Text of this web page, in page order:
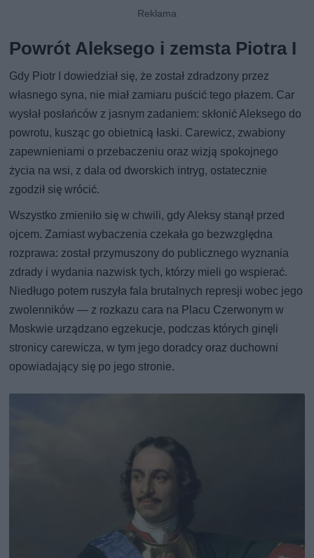
Powrót Aleksego i zemsta Piotra I
Gdy Piotr I dowiedział się, że został zdradzony przez
własnego syna, nie miał zamiaru puścić tego płazem. Car
wysłał posłańców z jasnym zadaniem: skłonić Aleksego do
powrotu, kusząc go obietnicą łaski. Carewicz, zwabiony
zapewnieniami o przebaczeniu oraz wizją spokojnego
życia na wsi, z dala od dworskich intryg, ostatecznie
zgodził się wrócić.
Wszystko zmieniło się w chwili, gdy Aleksy stanął przed
ojcem. Zamiast wybaczenia czekała go bezwzględna
rozprawa: został przymuszony do publicznego wyznania
zdrady i wydania nazwisk tych, którzy mieli go wspierać.
Niedługo potem ruszyła fala brutalnych represji wobec jego
zwolenników — z rozkazu cara na Placu Czerwonym w
Moskwie urządzano egzekucje, podczas których ginęli
stronicy carewicza, w tym jego doradcy oraz duchowni
opowiadający się po jego stronie.